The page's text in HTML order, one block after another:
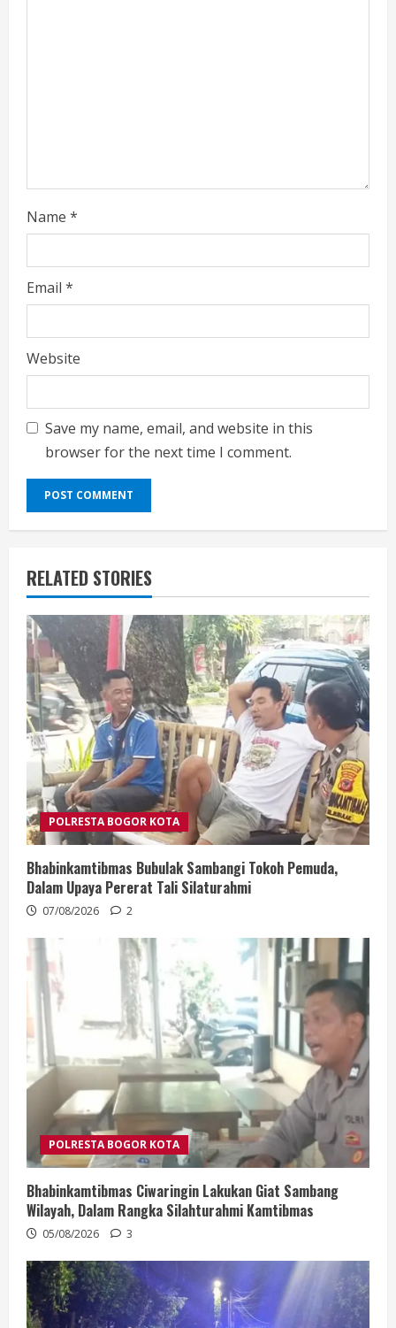
Name *
Email *
Website
Save my name, email, and website in this
browser for the next time I comment.
RELATED STORIES
POLRESTA BOGOR KOTA
Bhabinkamtibmas Bubulak Sambangi Tokoh Pemuda,
Dalam Upaya Pererat Tali Silaturahmi
07/08/2026 2
POLRESTA BOGOR KOTA
Bhabinkamtibmas Ciwaringin Lakukan Giat Sambang
Wilayah, Dalam Rangka Silahturahmi Kamtibmas
05/08/2026 3